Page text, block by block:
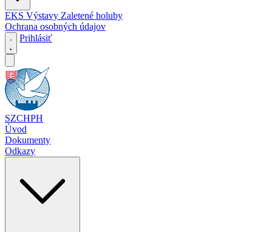
EKS Výstavy Zaletené holuby
Ochrana osobných údajov
Prihlásiť
SZCHPH
Úvod
Dokumenty
Odkazy